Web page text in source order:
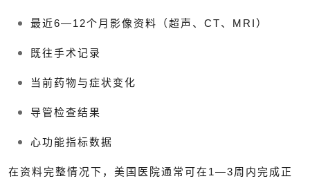
最近6—12个月影像资料（超声、CT、MRI）
既往手术记录
当前药物与症状变化
导管检查结果
心功能指标数据
在资料完整情况下，美国医院通常可在1—3周内完成正